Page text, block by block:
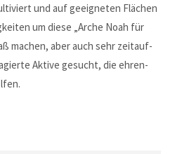
und auf ge­eigne­ten Flächen
um diese „Arche Noah für
machen, aber auch sehr zeit­auf­
Aktive gesucht, die ehren­